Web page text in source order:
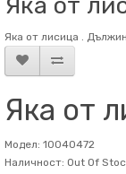
Яка от лисица .
Яка от
Модел: 10040472
Наличност: Out Of